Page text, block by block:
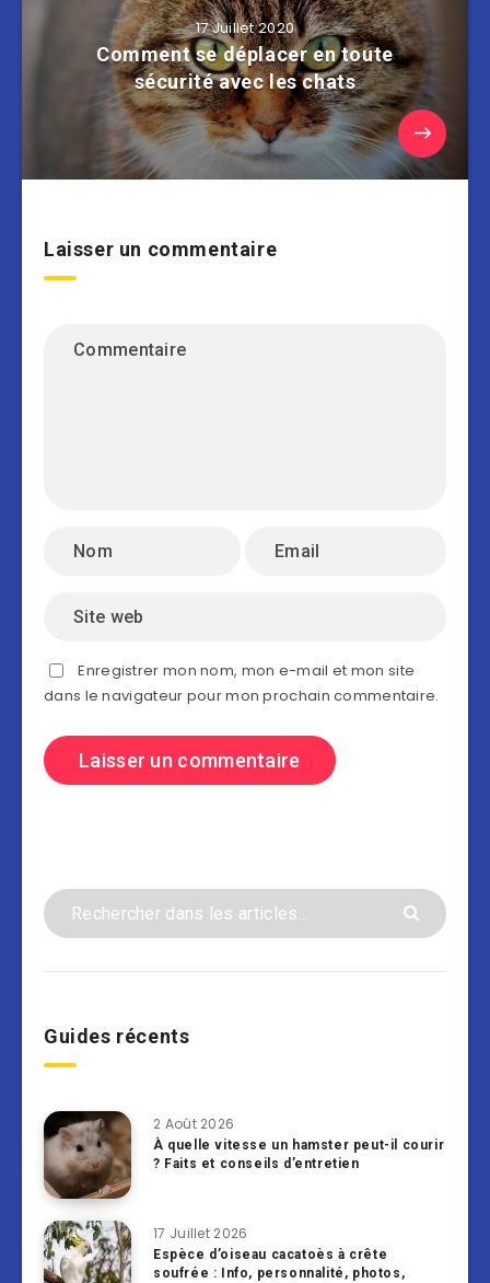
17 Juillet 2020
Comment se déplacer en toute
sécurité avec les chats
Laisser un commentaire
Enregistrer mon nom, mon e-mail et mon site
dans le navigateur pour mon prochain commentaire.
Guides récents
2 Août 2026
À quelle vitesse un hamster peut-il courir
? Faits et conseils d’entretien
17 Juillet 2026
Espèce d’oiseau cacatoès à crête
soufrée : Info, personnalité, photos,